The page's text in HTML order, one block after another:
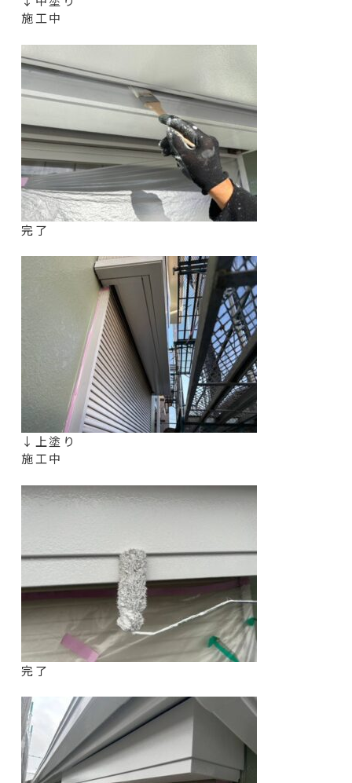
施工中
完了
↓上塗り
施工中
完了